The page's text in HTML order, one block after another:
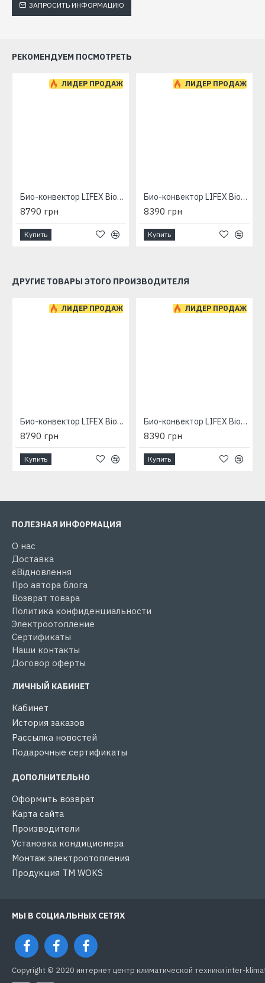
ЗАПРОСИТЬ ИНФОРМАЦИЮ
РЕКОМЕНДУЕМ ПОСМОТРЕТЬ
ЛИДЕР ПРОДАЖ
Био-конвектор LIFEX BioAir 1400 (бежевый) с программатором
8790 грн
Купить
ЛИДЕР ПРОДАЖ
Био-конвектор LIFEX BioAir 1400R (бежевый) с терморегулятором
8390 грн
Купить
ДРУГИЕ ТОВАРЫ ЭТОГО ПРОИЗВОДИТЕЛЯ
ЛИДЕР ПРОДАЖ
Био-конвектор LIFEX BioAir 1400 (бежевый) с программатором
8790 грн
Купить
ЛИДЕР ПРОДАЖ
Био-конвектор LIFEX BioAir 1400R (бежевый) с терморегулятором
8390 грн
Купить
ПОЛЕЗНАЯ ИНФОРМАЦИЯ
О нас
Доставка
єВідновлення
Про автора блога
Возврат товара
Политика конфиденциальности
Электроотопление
Сертификаты
Наши контакты
Договор оферты
ЛИЧНЫЙ КАБИНЕТ
Кабинет
История заказов
Рассылка новостей
Подарочные сертификаты
ДОПОЛНИТЕЛЬНО
Оформить возврат
Карта сайта
Производители
Установка кондиционера
Монтаж электроотопления
Продукция ТМ WOKS
МЫ В СОЦИАЛЬНЫХ СЕТЯХ
Copyright © 2020 интернет центр климатической техники inter-